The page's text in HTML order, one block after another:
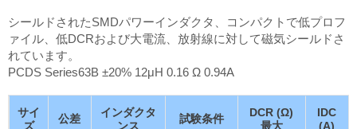
シールドされたSMDパワーインダクタ、コンパクトで低プロフ
ァイル、低DCRおよび大電流、放射線に対して磁気シールドさ
れています。
PCDS Series63B ±20% 12μH 0.16 Ω 0.94A
サイ
ズ
公差
インダクタ
ンス
試験条件
DCR (Ω)
最大
IDC
(A)